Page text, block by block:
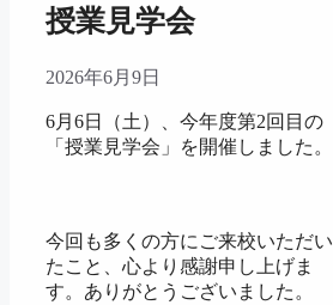
授業見学会
2026年6月9日
6月6日（土）、今年度第2回目の
「授業見学会」を開催しました。
今回も多くの方にご来校いただい
たこと、心より感謝申し上げま
す。ありがとうございました。